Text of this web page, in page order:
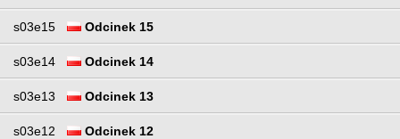
s03e15 Odcinek 15
s03e14 Odcinek 14
s03e13 Odcinek 13
s03e12 Odcinek 12